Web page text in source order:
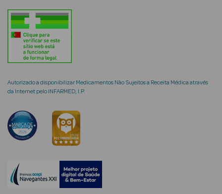
Rosto e
Ver Tudo
Rosto
Séruns Faciais
Anti-
envelhecimento
Autorizado a disponibilizar Medicamentos Não Sujeitos a Receita Médica através
da Internet pelo INFARMED, I.P.